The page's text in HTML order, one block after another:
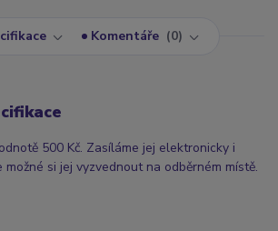
Komentáře 0
500 Kč. Zasíláme jej elektronicky i
si jej vyzvednout na odběrném místě.